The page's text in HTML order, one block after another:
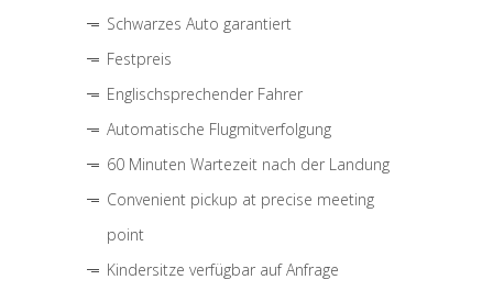
Schwarzes Auto garantiert
Festpreis
Englischsprechender Fahrer
Automatische Flugmitverfolgung
60 Minuten Wartezeit nach der Landung
Convenient pickup at precise meeting
point
Kindersitze verfügbar auf Anfrage